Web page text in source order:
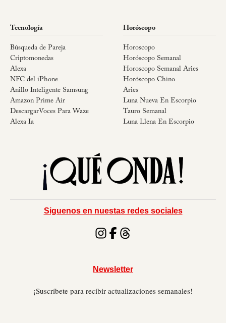
Tecnología
Búsqueda de Pareja
Criptomonedas
Alexa
NFC del iPhone
Anillo Inteligente Samsung
Amazon Prime Air
DescargarVoces Para Waze
Alexa Ia
Horóscopo
Horoscopo
Horóscopo Semanal
Horoscopo Semanal Aries
Horóscopo Chino
Aries
Luna Nueva En Escorpio
Tauro Semanal
Luna Llena En Escorpio
Siguenos en nuestas redes sociales
Newsletter
¡Suscríbete para recibir actualizaciones semanales!